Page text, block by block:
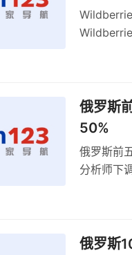
俄罗斯
50%
俄罗斯前
分析师下
俄罗斯